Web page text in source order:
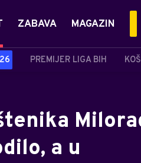
PREMIJER LIGA BIH
ZABAVA MAGAZIN
a u